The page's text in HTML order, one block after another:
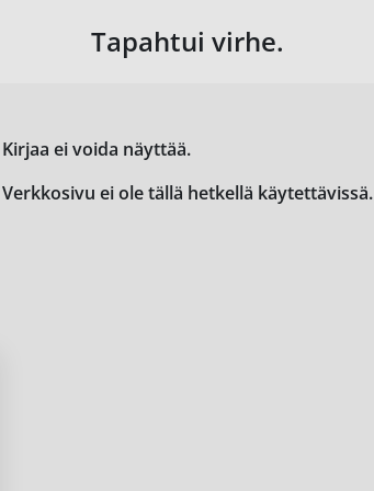
Tapahtui virhe.
Kirjaa ei voida näyttää.
Verkkosivu ei ole tällä hetkellä käytettävissä.